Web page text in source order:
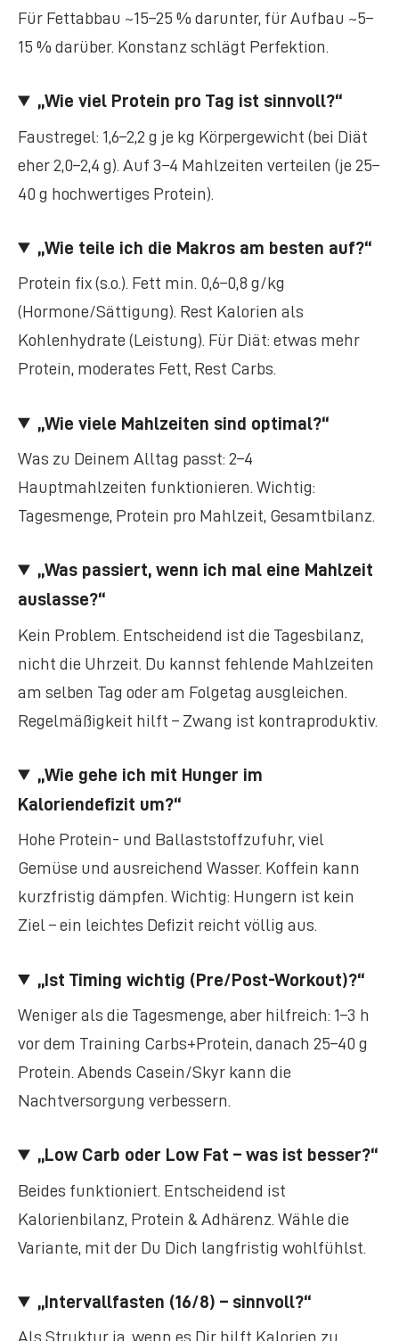
Für Fettabbau ~15–25 % darunter, für Aufbau ~5–
15 % darüber. Konstanz schlägt Perfektion.
„Wie viel Protein pro Tag ist sinnvoll?“
Faustregel: 1,6–2,2 g je kg Körpergewicht (bei Diät
eher 2,0–2,4 g). Auf 3–4 Mahlzeiten verteilen (je 25–
40 g hochwertiges Protein).
„Wie teile ich die Makros am besten auf?“
Protein fix (s.o.). Fett min. 0,6–0,8 g/kg
(Hormone/Sättigung). Rest Kalorien als
Kohlenhydrate (Leistung). Für Diät: etwas mehr
Protein, moderates Fett, Rest Carbs.
„Wie viele Mahlzeiten sind optimal?“
Was zu Deinem Alltag passt: 2–4
Hauptmahlzeiten funktionieren. Wichtig:
Tagesmenge, Protein pro Mahlzeit, Gesamtbilanz.
„Was passiert, wenn ich mal eine Mahlzeit
auslasse?“
Kein Problem. Entscheidend ist die Tagesbilanz,
nicht die Uhrzeit. Du kannst fehlende Mahlzeiten
am selben Tag oder am Folgetag ausgleichen.
Regelmäßigkeit hilft – Zwang ist kontraproduktiv.
„Wie gehe ich mit Hunger im
Kaloriendefizit um?“
Hohe Protein- und Ballaststoffzufuhr, viel
Gemüse und ausreichend Wasser. Koffein kann
kurzfristig dämpfen. Wichtig: Hungern ist kein
Ziel – ein leichtes Defizit reicht völlig aus.
„Ist Timing wichtig (Pre/Post-Workout)?“
Weniger als die Tagesmenge, aber hilfreich: 1–3 h
vor dem Training Carbs+Protein, danach 25–40 g
Protein. Abends Casein/Skyr kann die
Nachtversorgung verbessern.
„Low Carb oder Low Fat – was ist besser?“
Beides funktioniert. Entscheidend ist
Kalorienbilanz, Protein & Adhärenz. Wähle die
Variante, mit der Du Dich langfristig wohlfühlst.
„Intervallfasten (16/8) – sinnvoll?“
Als Struktur ja, wenn es Dir hilft Kalorien zu